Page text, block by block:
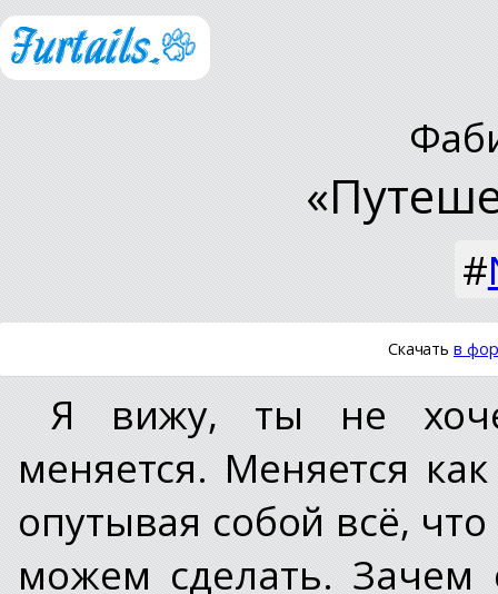
#
Скачатьв
Я вижу, ты не
меняется. Меняется
опутывая собой всё,
можем сделать. Зачем